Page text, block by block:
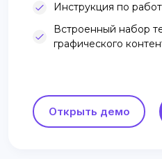
Инструкция по
Встроенный набор
графического
Открыть демо